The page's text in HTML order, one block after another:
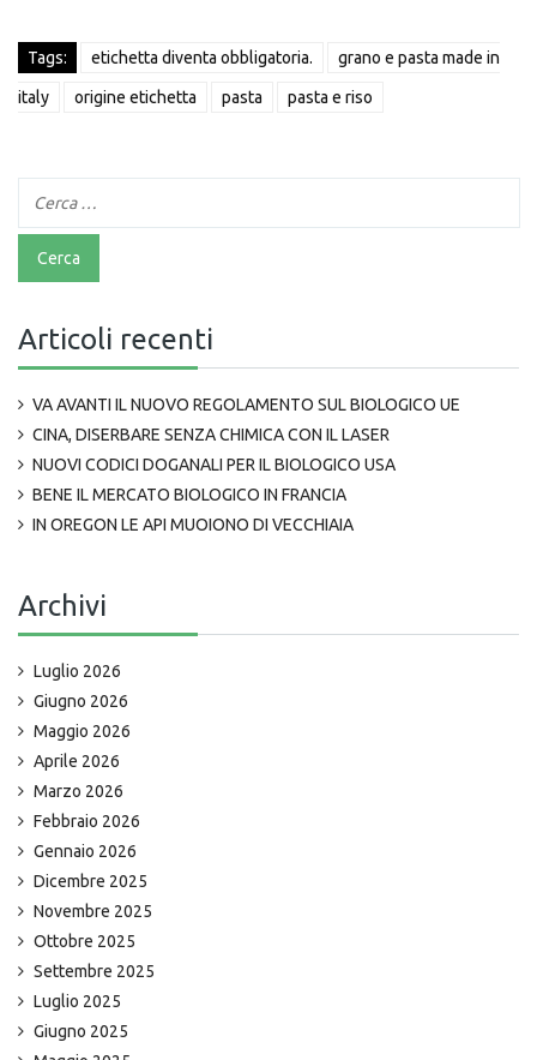
Tags: etichetta diventa obbligatoria. grano e pasta made in
italy origine etichetta pasta pasta e riso
Articoli recenti
VA AVANTI IL NUOVO REGOLAMENTO SUL BIOLOGICO UE
CINA, DISERBARE SENZA CHIMICA CON IL LASER
NUOVI CODICI DOGANALI PER IL BIOLOGICO USA
BENE IL MERCATO BIOLOGICO IN FRANCIA
IN OREGON LE API MUOIONO DI VECCHIAIA
Archivi
Luglio 2026
Giugno 2026
Maggio 2026
Aprile 2026
Marzo 2026
Febbraio 2026
Gennaio 2026
Dicembre 2025
Novembre 2025
Ottobre 2025
Settembre 2025
Luglio 2025
Giugno 2025